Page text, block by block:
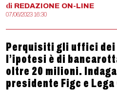
di REDAZIONE ON-LINE
07/06/2023 16:30
Perquisiti gli uffici dei
l’ipotesi è di
oltre 20 milioni.
presidente Figc e